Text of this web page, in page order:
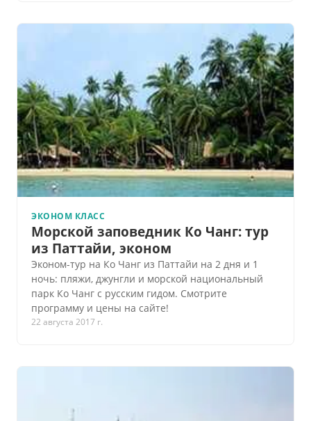
ЭКОНОМ КЛАСС
Морской заповедник Ко Чанг: тур
из Паттайи, эконом
Эконом-тур на Ко Чанг из Паттайи на 2 дня и 1
ночь: пляжи, джунгли и морской национальный
парк Ко Чанг с русским гидом. Смотрите
программу и цены на сайте!
22 августа 2017 г.